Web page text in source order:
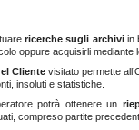
ricerche sugli archiviin
oppure acquisirli mediante
Clientevisitato permette
insoluti e statistiche.
potrà ottenere un
compreso partite